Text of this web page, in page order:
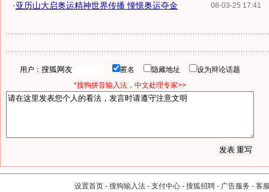
08-03-25 17:41
·亚历山大启奥运精神世界传播 憧憬奥运夺金
用户： 匿名 隐藏地址
设为辩论话题
*搜狗拼音输入法，中文处理专家>>
设置首页 - 搜狗输入法 - 支付中心 - 搜狐招聘 - 广告服务 - 客